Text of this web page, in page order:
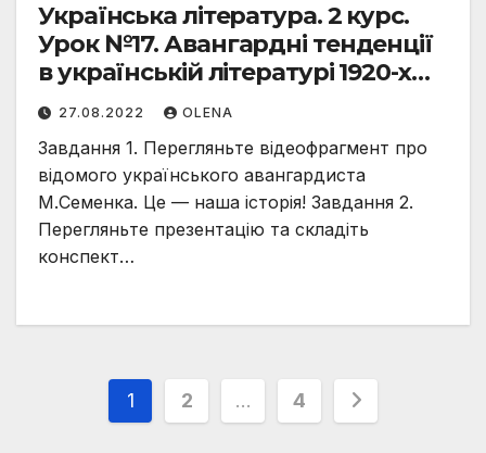
Українська література. 2 курс.
Урок №17. Авангардні тенденції
в українській літературі 1920-х
років. Поет-футурист М.Семенко
– сміливий експериментатор.
Урбаністичні мотиви його
лірики, їхня змістова новизна,
ламання класичної форми
(«Бажання», «Місто»,
«Запрошення»).
27.08.2022 OLENA
Завдання 1. Перегляньте відеофрагмент про
відомого українського авангардиста
М.Семенка. Це — наша історія! Завдання 2.
Перегляньте презентацію та складіть
конспект…
Пагинация
1 2 … 4